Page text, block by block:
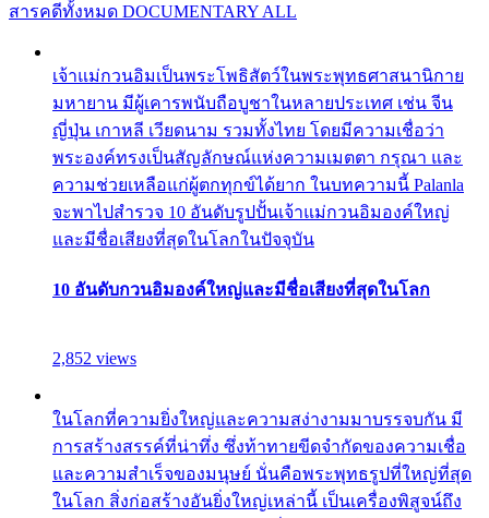
สารคดีทั้งหมด DOCUMENTARY ALL
เจ้าแม่กวนอิมเป็นพระโพธิสัตว์ในพระพุทธศาสนานิกาย
มหายาน มีผู้เคารพนับถือบูชาในหลายประเทศ เช่น จีน
ญี่ปุ่น เกาหลี เวียดนาม รวมทั้งไทย โดยมีความเชื่อว่า
พระองค์ทรงเป็นสัญลักษณ์แห่งความเมตตา กรุณา และ
ความช่วยเหลือแก่ผู้ตกทุกข์ได้ยาก ในบทความนี้ Palanla
จะพาไปสำรวจ 10 อันดับรูปปั้นเจ้าแม่กวนอิมองค์ใหญ่
และมีชื่อเสียงที่สุดในโลกในปัจจุบัน
10 อันดับกวนอิมองค์ใหญ่และมีชื่อเสียงที่สุดในโลก
2,852 views
ในโลกที่ความยิ่งใหญ่และความสง่างามมาบรรจบกัน มี
การสร้างสรรค์ที่น่าทึ่ง ซึ่งท้าทายขีดจำกัดของความเชื่อ
และความสำเร็จของมนุษย์ นั่นคือพระพุทธรูปที่ใหญ่ที่สุด
ในโลก สิ่งก่อสร้างอันยิ่งใหญ่เหล่านี้ เป็นเครื่องพิสูจน์ถึง